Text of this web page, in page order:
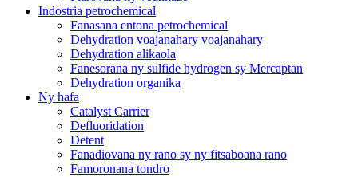
Indostria petrochemical
Fanasana entona petrochemical
Dehydration voajanahary voajanahary
Dehydration alikaola
Fanesorana ny sulfide hydrogen sy Mercaptan
Dehydration organika
Ny hafa
Catalyst Carrier
Defluoridation
Detent
Fanadiovana ny rano sy ny fitsaboana rano
Famoronana tondro